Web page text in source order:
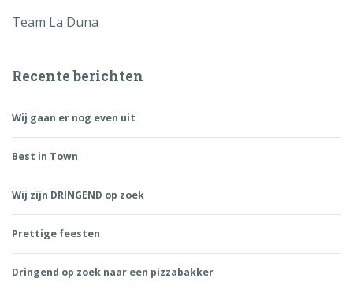
Team La Duna
Recente berichten
Wij gaan er nog even uit
Best in Town
Wij zijn DRINGEND op zoek
Prettige feesten
Dringend op zoek naar een pizzabakker